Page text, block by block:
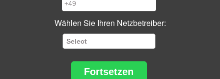
Wählen Sie Ihren Netzbetreiber:
Fortsetzen